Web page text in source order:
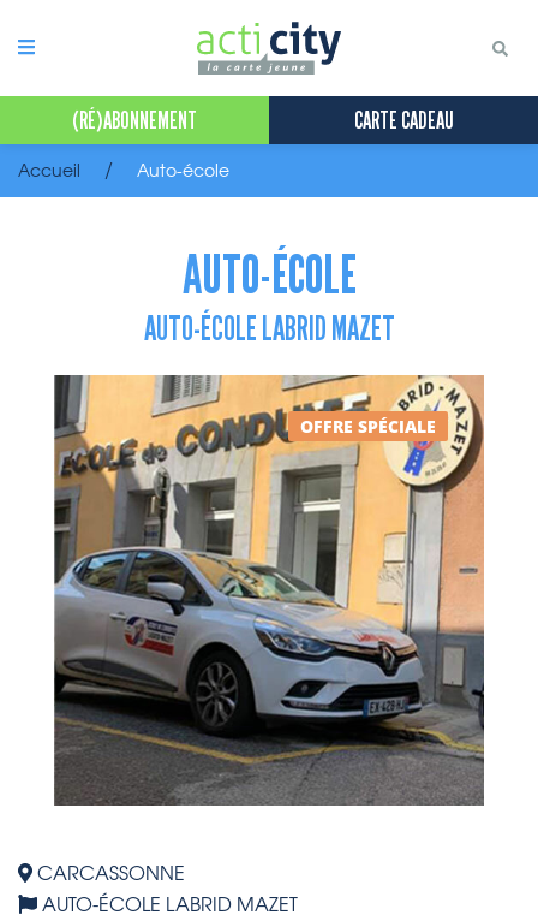
(RÉ)ABONNEMENT CARTE CADEAU
Accueil Auto-école
AUTO-ÉCOLE
AUTO-ÉCOLE LABRID MAZET
OFFRE SPÉCIALE
CARCASSONNE
AUTO-ÉCOLE LABRID MAZET